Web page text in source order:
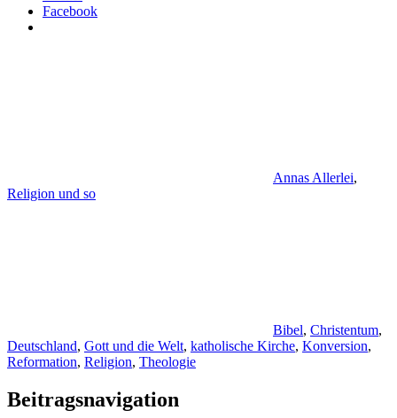
Facebook
Annas Allerlei,
Religion und so
Bibel, Christentum,
Deutschland, Gott und die Welt, katholische Kirche, Konversion,
Reformation, Religion, Theologie
Beitragsnavigation